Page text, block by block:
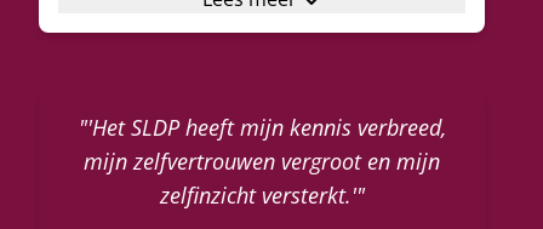
"'Het SLDP heeft mijn kennis verbreed,
mijn zelfvertrouwen vergroot en mijn
zelfinzicht versterkt.'"